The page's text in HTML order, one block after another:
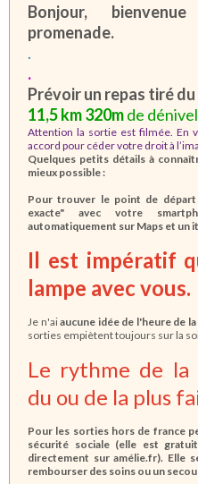
Bonjour,
promenade.
.
.
Prévoir un repas tiré du
11,5 km 320mde
Attention la sortie est filmée. En
accord pour céder votre droit à
Quelques petits détails à
mieux possible :
Pour trouver le point de
exacte" avec votre
automatiquement sur Maps et un
Il est impératif
lampe avec vous.
Je n'aiaucune idée de l'heure de
sorties empiètent toujours sur la
Le rythme de la
du ou de la plus
Pour les sorties hors de france
sécurité sociale (elle est
directement sur amélie.fr). Elle
rembourser des soins ou un